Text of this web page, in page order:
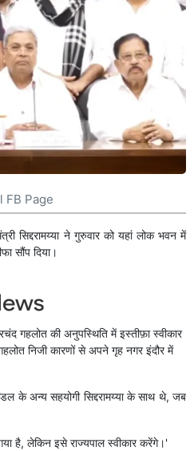
FB Page
सिद्दरामय्या ने गुरुवार को यहां लोक भवन में
सौंप दिया।
गहलोत की अनुपस्थिति में इस्तीफ़ा स्वीकार
निजी कारणों से अपने गृह नगर इंदौर में
के अन्य सहयोगी सिद्दरामय्या के साथ थे, जब
है, लेकिन इसे राज्यपाल स्वीकार करेंगे।'